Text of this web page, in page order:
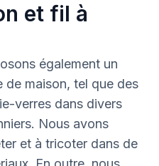
et fil à
également un
de maison, tel que des
verres dans divers
Nous avons
et à tricoter dans de